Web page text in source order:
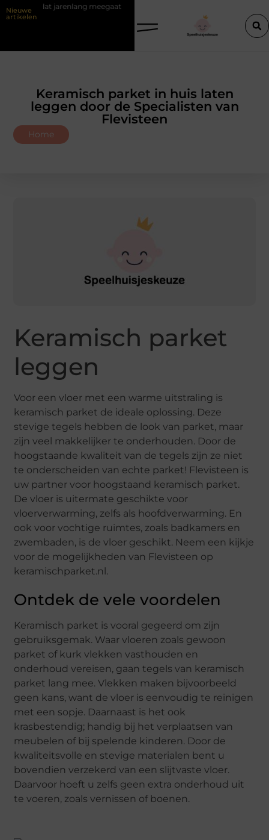
Nieuwe
artikelen
jarenlang meegaat Renovlies behang voor strakke wanden
Keramisch parket in huis laten
leggen door de Specialisten van
Flevisteen
Home
Keramisch parket
leggen
Voor een vloer met een warme uitstraling is
keramisch parket de ideale oplossing. Deze
stevige tegels hebben de look van parket, maar
zijn veel makkelijker te onderhouden. Door de
hoogstaande kwaliteit van de tegels zijn ze niet
te onderscheiden van echte parket! Flevisteen is
uw partner voor hoogstaand keramisch parket.
De vloer is uitermate geschikte voor
vloerverwarming, zelfs als hoofdverwarming. En
ook voor vochtige ruimtes, zoals badkamers en
zwembaden, is de vloer geschikt. Neem een kijkje
voor de mogelijkheden van Flevisteen op
keramischparket.nl.
Ontdek de vele voordelen
Keramisch parket is vooral gegeerd om zijn
gebruiksgemak. Waar vloeren zoals gewoon
parket of kurk vlekken vasthouden en
onderhoud vereisen, gaan tegels van keramisch
parket lang mee. Vlekken maken bijvoorbeeld
geen kans, want de vloer is eenvoudig te reinigen
met een sopje. Daarnaast is het ook
krasbestendig; handig bij het verplaatsen van
meubelen of bij spelende kinderen. Door de
kwaliteitsvolle en stevige materialen bent u
bovendien verzekerd van een slijtvaste vloer.
Daarvoor hoeft u zelfs geen extra onderhoud uit
te voeren, zoals vernissen of boenen.